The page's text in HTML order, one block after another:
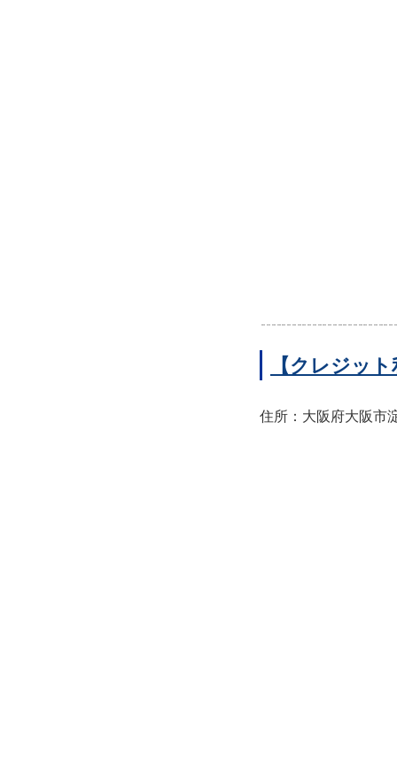
【クレジッ
住所：大阪府大阪市